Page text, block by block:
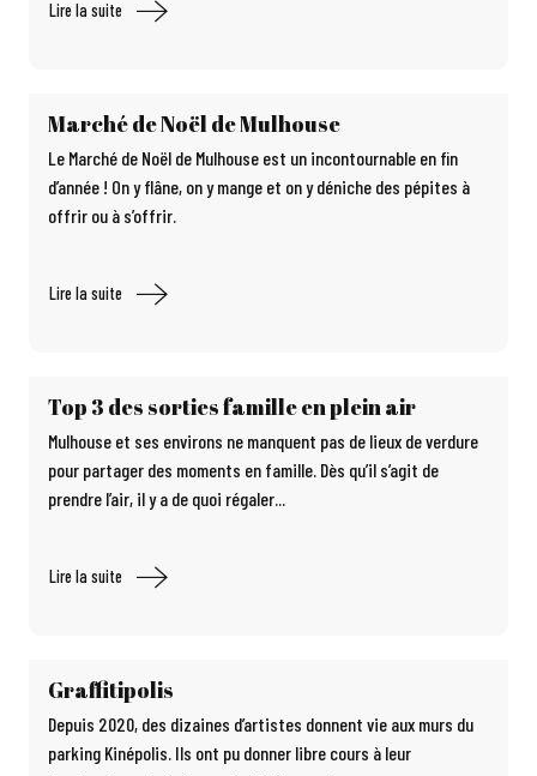
Lire la suite
Marché de Noël de Mulhouse
Le Marché de Noël de Mulhouse est un incontournable en fin
d’année ! On y flâne, on y mange et on y déniche des pépites à
offrir ou à s’offrir.
Lire la suite
Top 3 des sorties famille en plein air
Mulhouse et ses environs ne manquent pas de lieux de verdure
pour partager des moments en famille. Dès qu’il s’agit de
prendre l’air, il y a de quoi régaler...
Lire la suite
Graffitipolis
Depuis 2020, des dizaines d’artistes donnent vie aux murs du
parking Kinépolis. Ils ont pu donner libre cours à leur